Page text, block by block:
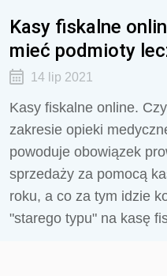
Kasy fiskalne
mieć podmioty
14 lip 2021
Kasy fiskalne online.
zakresie opieki
powoduje obowiązek
sprzedaży za pomocą
roku, a co za tym idzie
"starego typu" na kasę